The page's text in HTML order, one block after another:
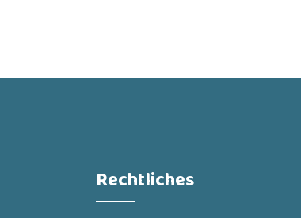
Rechtliches